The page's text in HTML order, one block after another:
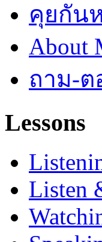
คุยกัน
About
ถาม-ต
Lessons
Listen